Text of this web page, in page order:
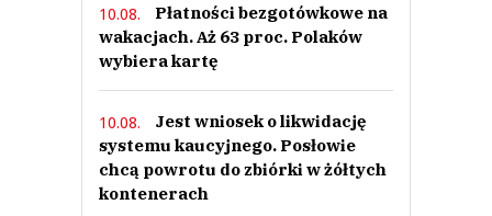
10.08.
Płatności bezgotówkowe na
wakacjach. Aż 63 proc. Polaków
wybiera kartę
10.08.
Jest wniosek o likwidację
systemu kaucyjnego. Posłowie
chcą powrotu do zbiórki w żółtych
kontenerach